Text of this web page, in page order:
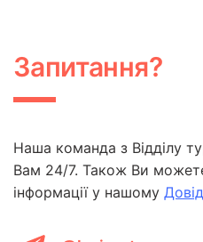
Запитання?
Наша команда з Відділу
Вам 24/7. Також Ви
інформації у нашому